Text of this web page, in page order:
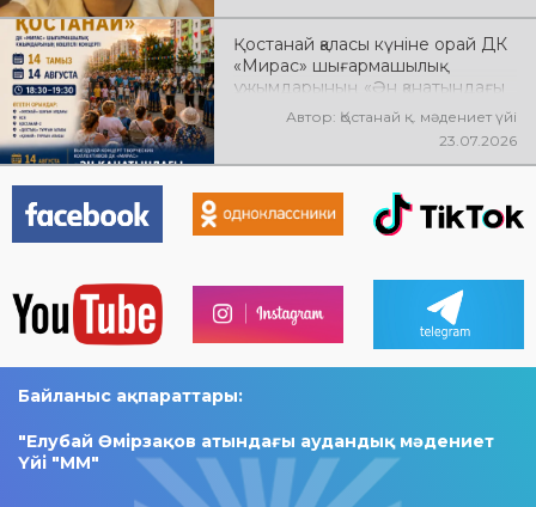
Қостанай қаласы күніне орай ДК
«Мирас» шығармашылық
ұжымдарының «Ән қанатындағы
Қостанай» көшпелі концерті
өтеді! Баршаңызды мерекелік
Автор: Қостанай қ. мәдениет үйі
23.07.2026
Байланыс ақпараттары:
"Елубай Өмірзақов атындағы аудандық мәдениет
Үйі "ММ"​